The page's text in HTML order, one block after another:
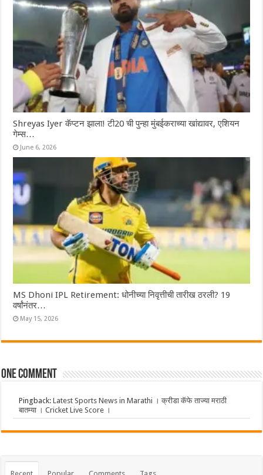
Shreyas Iyer कॅप्टन झाला! टी20 ची पुन्हा मुंबईकराच्या खांद्यावर, एशियन
गेम्स…
June 6, 2026
MS Dhoni IPL Retirement: धोनीच्या निवृत्तीची तारीख ठरली? 19
वर्षांनंतर…
May 15, 2026
One comment
Pingback:Latest Sports News in Marathi । क्रीडा कॅफे ताज्या मराठी
बातम्या । Cricket Live Score ।